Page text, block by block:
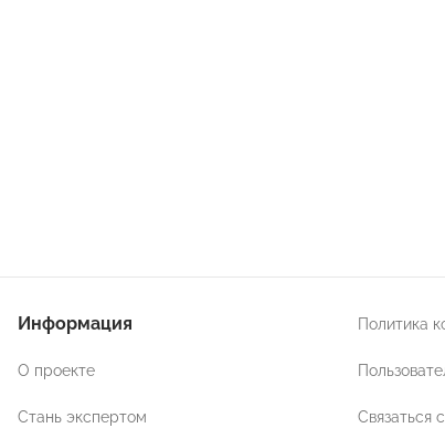
Информация
О проекте
Стань экспертом
Политика
Связаться